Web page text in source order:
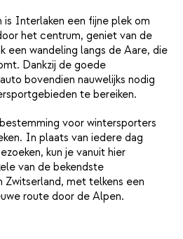
is Interlaken een fijne plek om
het centrum, geniet van de
een wandeling langs de Aare, die
Dankzij de goede
bovendien nauwelijks nodig
te bereiken.
voor wintersporters
In plaats van iedere dag
kun je vanuit hier
van de bekendste
met telkens een
route door de Alpen.